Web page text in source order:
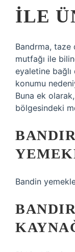
ILE
Bandrma,
mutfağı ile
eyaletine bağlı
konumu
Buna ek
bölgesindeki
Bandin